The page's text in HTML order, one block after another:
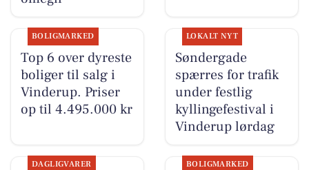
BOLIGMARKED
Top 6 over dyreste
boliger til salg i
Vinderup. Priser
op til 4.495.000 kr
LOKALT NYT
Søndergade
spærres for trafik
under festlig
kyllingefestival i
Vinderup lørdag
DAGLIGVARER BOLIGMARKED